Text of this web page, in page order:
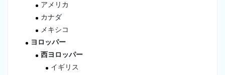
アメリカ
カナダ
メキシコ
ヨロッパー
西ヨロッパー
イギリス